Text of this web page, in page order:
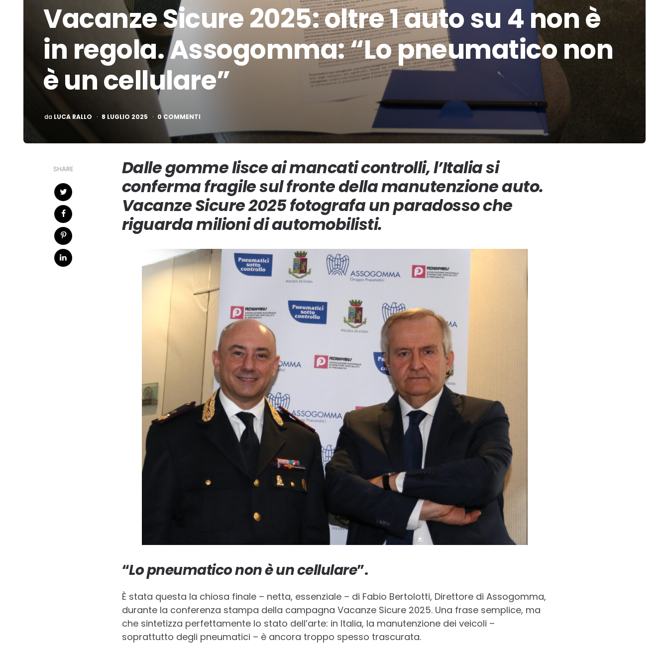
Vacanze Sicure 2025: oltre 1 auto su 4 non è
in regola. Assogomma: “Lo pneumatico non
è un cellulare”
PUBBLICATO
da LUCA RALLO 8 LUGLIO 2025 0 COMMENTI
SHARE
Dalle gomme lisce ai mancati controlli, l’Italia si
conferma fragile sul fronte della manutenzione auto.
Vacanze Sicure 2025 fotografa un paradosso che
riguarda milioni di automobilisti.
“Lo pneumatico non è un cellulare”.
È stata questa la chiosa finale – netta, essenziale – di Fabio Bertolotti, Direttore di Assogomma,
durante la conferenza stampa della campagna Vacanze Sicure 2025. Una frase semplice, ma
che sintetizza perfettamente lo stato dell’arte: in Italia, la manutenzione dei veicoli –
soprattutto degli pneumatici – è ancora troppo spesso trascurata.